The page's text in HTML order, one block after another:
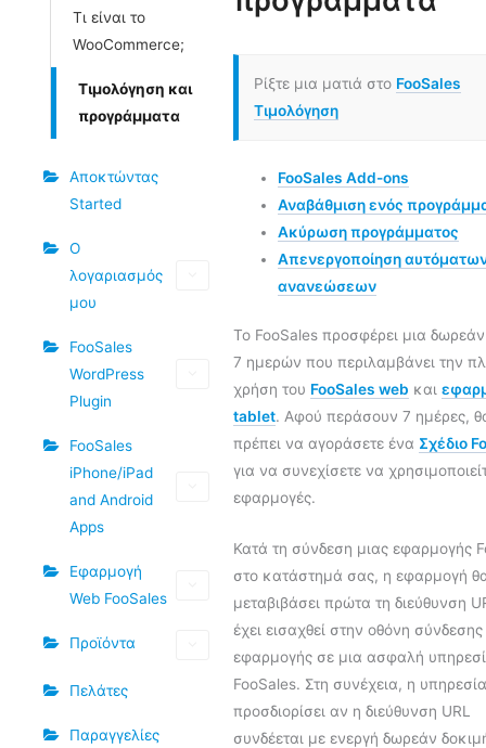
Τι είναι το
WooCommerce;
Τιμολόγηση και
προγράμματα
Αποκτώντας
Started
Ο
λογαριασμός
μου
FooSales
WordPress
Plugin
FooSales
iPhone/iPad
and Android
Apps
Εφαρμογή
Web FooSales
Προϊόντα
Πελάτες
Παραγγελίες
Ρίξτε μια ματιά στο FooSales
Τιμολόγηση
FooSales Add-ons
Αναβάθμιση ενός
Ακύρωση προγράμματος
Απενεργοποίηση
ανανεώσεων
Το FooSales προσφέρει μια
7 ημερών που περιλαμβάνει την
χρήση του FooSales web και
tablet. Αφού περάσουν 7 ημέρες,
πρέπει να αγοράσετε ένα Σχέδιο
για να συνεχίσετε να
εφαρμογές.
Κατά τη σύνδεση μιας εφαρμογής
στο κατάστημά σας, η εφαρμογή
μεταβιβάσει πρώτα τη διεύθυνση
έχει εισαχθεί στην οθόνη σύνδεσης
εφαρμογής σε μια ασφαλή
FooSales. Στη συνέχεια, η
προσδιορίσει αν η διεύθυνση URL
συνδέεται με ενεργή δωρεάν
στο